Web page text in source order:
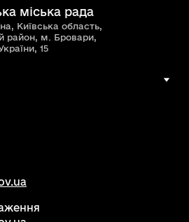
міська рада
Київська область,
район, м. Бровари,
15